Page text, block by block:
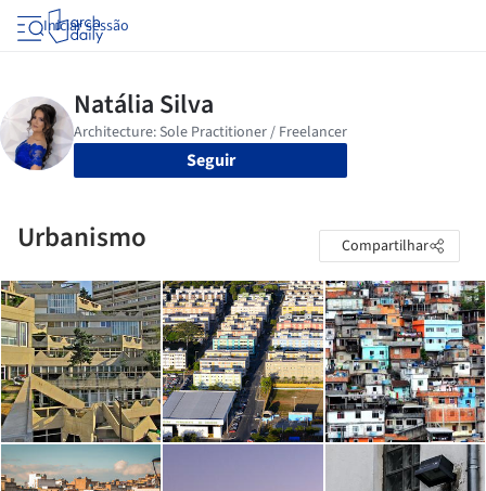
Iniciar sessão
Seguir
Urbanismo Compartilhar